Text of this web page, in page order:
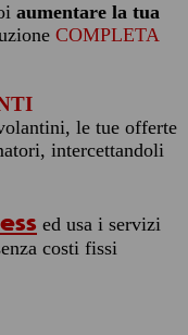
aumentare la tua
COMPLETA
le tue offerte
intercettandoli
ed usa i servizi
costi fissi